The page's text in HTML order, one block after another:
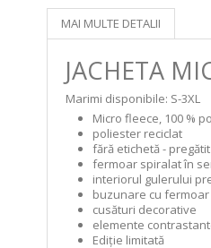
MAI MULTE DETALII
JACHETA
Marimi disponibile: S-3XL
Micro fleece, 100 %
poliester reciclat
fără etichetă -
fermoar spiralat în
interiorul gulerului
buzunare cu fermoar
cusături decorative
elemente
Ediţie limitată